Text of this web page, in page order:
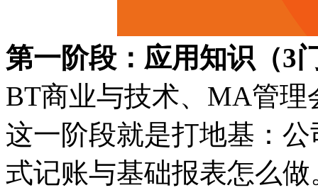
第一阶段：应用知识（3
BT商业与技术、MA管理
这一阶段就是打地基：
式记账与基础报表怎么